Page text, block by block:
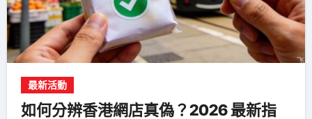
最新活動
如何分辨香港網店真偽？2026 最新指